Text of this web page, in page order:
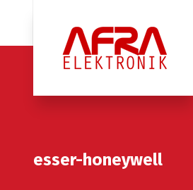
esser-honeywell